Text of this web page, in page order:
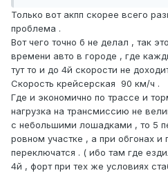
Только вот акпп скорее всего
проблема .
Вот чего точно б не делал , так
времени авто в городе , где
тут то и до 4й скорости не
Скорость крейсерская 90 км/ч .
Где и экономично по трассе и
нагрузка на трансмиссию не
с небольшими лошадками , то 5
ровном участке , а при обгонах и
переключатся . ( ибо там где
4й , форт при тех же условиях